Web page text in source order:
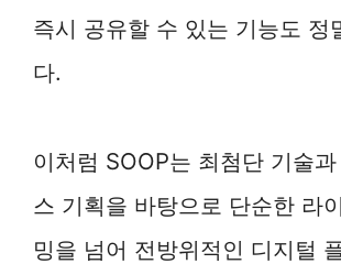
즉시 공유할 수 있는 기능도 정
다.
이처럼 SOOP는 최첨단 기술
스 기획을 바탕으로 단순한 라
밍을 넘어 전방위적인 디지털